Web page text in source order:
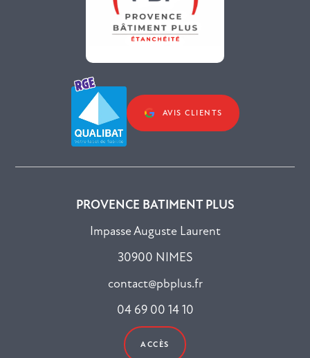
AVIS CLIENTS
PROVENCE BATIMENT PLUS
Impasse Auguste Laurent
30900 NIMES
contact@pbplus.fr
04 69 00 14 10
ACCÈS